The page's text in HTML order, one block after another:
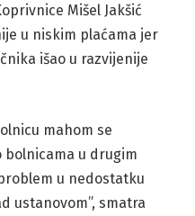
Mišel Jakšić
u niskim plaćama jer
išao u razvijenije
mahom se
bolnicama u drugim
u nedostatku
ustanovom”, smatra